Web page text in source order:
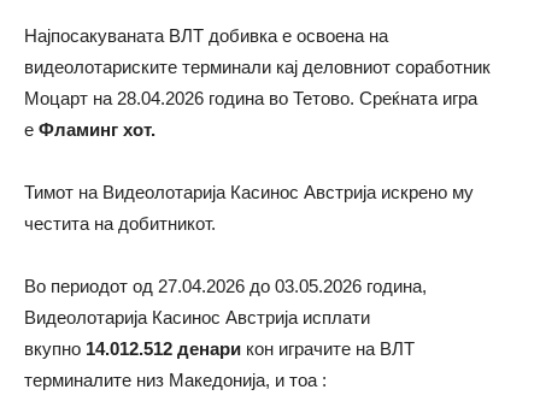
Најпосакуваната ВЛТ добивка е освоена на
видеолотариските терминали кај деловниот соработник
Моцарт на 28.04.2026 година во Тетово. Среќната игра
е Фламинг хот.
Тимот на Видеолотарија Касинос Австрија искрено му
честита на добитникот.
Во периодот од 27.04.2026 до 03.05.2026 година,
Видеолотарија Касинос Австрија исплати
вкупно 14.012.512 денари кон играчите на ВЛТ
терминалите низ Македонија, и тоа :